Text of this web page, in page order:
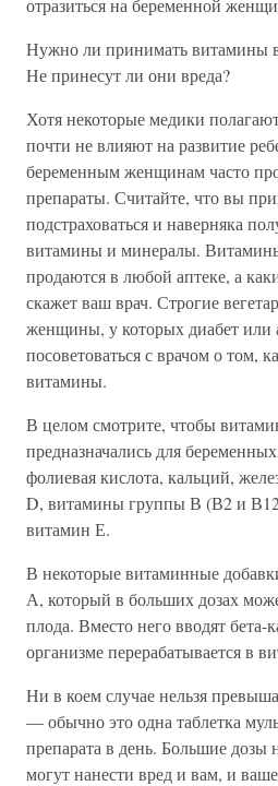
отразиться на беременной
Нужно ли принимать витамины
Не принесут ли они вреда?
Хотя некоторые медики
почти не влияют на развитие
беременным женщинам часто
препараты. Считайте, что вы
подстраховаться и наверняка
витамины и минералы.
продаются в любой аптеке, а
скажет ваш врач. Строгие
женщины, у которых диабет
посоветоваться с врачом о
витамины.
В целом смотрите, чтобы
предназначались для
фолиевая кислота, кальций,
D, витамины группы В (В2 и
витамин Е.
В некоторые витаминные
А, который в больших дозах
плода. Вместо него вводят бета-
организме перерабатывается в
Ни в коем случае нельзя
— обычно это одна таблетка
препарата в день. Большие дозы
могут нанести вред и вам, и